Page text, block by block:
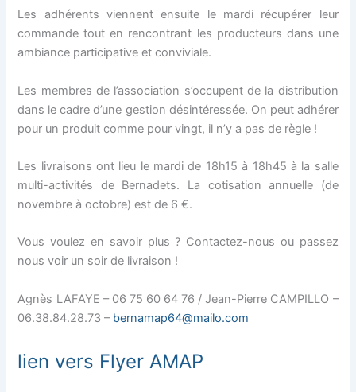
Les adhérents viennent ensuite le mardi récupérer leur
commande tout en rencontrant les producteurs dans une
ambiance participative et conviviale.
Les membres de l’association s’occupent de la distribution
dans le cadre d’une gestion désintéressée. On peut adhérer
pour un produit comme pour vingt, il n’y a pas de règle !
Les livraisons ont lieu le mardi de 18h15 à 18h45 à la salle
multi-activités de Bernadets. La cotisation annuelle (de
novembre à octobre) est de 6 €.
Vous voulez en savoir plus ? Contactez-nous ou passez
nous voir un soir de livraison !
Agnès LAFAYE – 06 75 60 64 76 / Jean-Pierre CAMPILLO –
06.38.84.28.73 – bernamap64@mailo.com
lien vers Flyer AMAP